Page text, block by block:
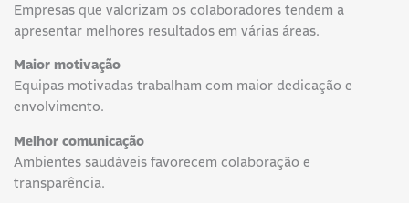
Empresas que valorizam os colaboradores tendem a
apresentar melhores resultados em várias áreas.
Maior motivação
Equipas motivadas trabalham com maior dedicação e
envolvimento.
Melhor comunicação
Ambientes saudáveis favorecem colaboração e
transparência.